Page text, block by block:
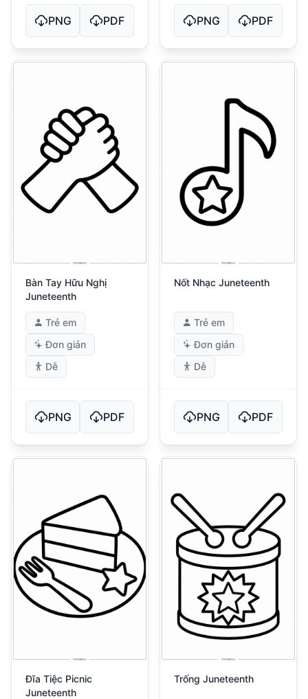
PNG PDF PNG PDF
Bàn Tay Hữu Nghị
Juneteenth
Trẻ em
Đơn giản
Dễ
PNG PDF
Nốt Nhạc Juneteenth
Trẻ em
Đơn giản
Dễ
PNG PDF
Đĩa Tiệc Picnic
Juneteenth
Trống Juneteenth